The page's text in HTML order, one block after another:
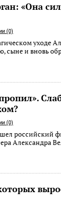
«Она
(0)
уходе
сыне и вновь
(0)
российский
Александра